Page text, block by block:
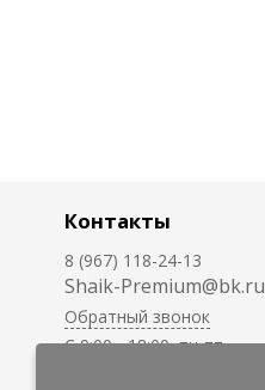
Контакты
8 (967) 118-24-13
Shaik-Premium@bk.ru
Обратный звонок
C 9:00 - 18:00, пн-пт